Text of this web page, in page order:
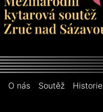
O nás Soutěž Historie